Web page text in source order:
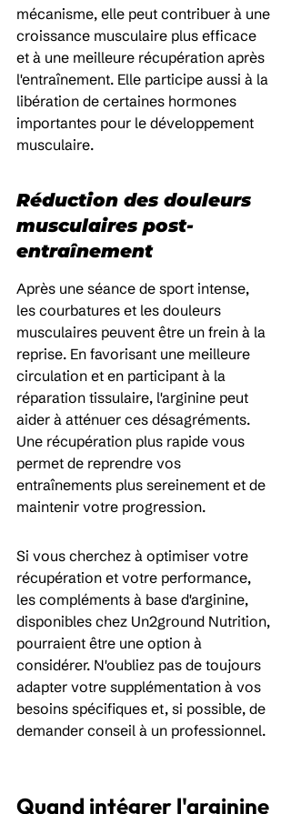
mécanisme, elle peut contribuer à une
croissance musculaire plus efficace
et à une meilleure récupération après
l'entraînement. Elle participe aussi à la
libération de certaines hormones
importantes pour le développement
musculaire.
Réduction des douleurs
musculaires post-
entraînement
Après une séance de sport intense,
les courbatures et les douleurs
musculaires peuvent être un frein à la
reprise. En favorisant une meilleure
circulation et en participant à la
réparation tissulaire, l'arginine peut
aider à atténuer ces désagréments.
Une récupération plus rapide vous
permet de reprendre vos
entraînements plus sereinement et de
maintenir votre progression.
Si vous cherchez à optimiser votre
récupération et votre performance,
les compléments à base d'arginine,
disponibles chez Un2ground Nutrition,
pourraient être une option à
considérer. N'oubliez pas de toujours
adapter votre supplémentation à vos
besoins spécifiques et, si possible, de
demander conseil à un professionnel.
Quand intégrer l'arginine